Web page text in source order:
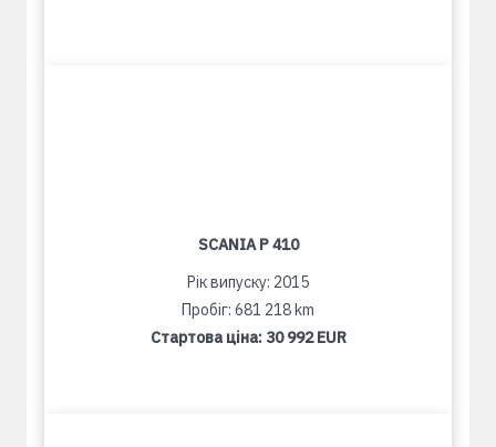
SCANIA P 410
Рік випуску: 2015
Пробіг: 681 218 km
Стартова ціна: 30 992 EUR